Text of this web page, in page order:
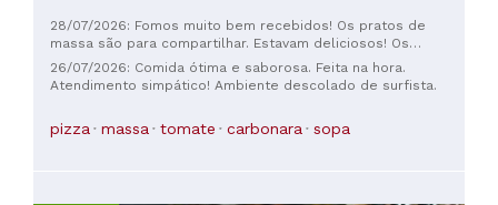
28/07/2026: Fomos muito bem recebidos! Os pratos de
massa são para compartilhar. Estavam deliciosos! Os
sabores eram muito puros. Excelente custo-benefício
também! Definitivamente recomendo.
26/07/2026: Comida ótima e saborosa. Feita na hora.
Atendimento simpático! Ambiente descolado de surfista.
pizza massa tomate carbonara sopa